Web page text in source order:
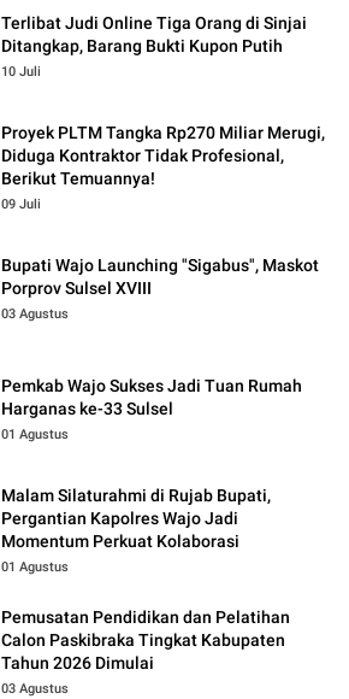
Terlibat Judi Online Tiga Orang di Sinjai
Ditangkap, Barang Bukti Kupon Putih
10 Juli
Proyek PLTM Tangka Rp270 Miliar Merugi,
Diduga Kontraktor Tidak Profesional,
Berikut Temuannya!
09 Juli
Bupati Wajo Launching "Sigabus", Maskot
Porprov Sulsel XVIII
03 Agustus
Pemkab Wajo Sukses Jadi Tuan Rumah
Harganas ke-33 Sulsel
01 Agustus
Malam Silaturahmi di Rujab Bupati,
Pergantian Kapolres Wajo Jadi
Momentum Perkuat Kolaborasi
01 Agustus
Pemusatan Pendidikan dan Pelatihan
Calon Paskibraka Tingkat Kabupaten
Tahun 2026 Dimulai
03 Agustus